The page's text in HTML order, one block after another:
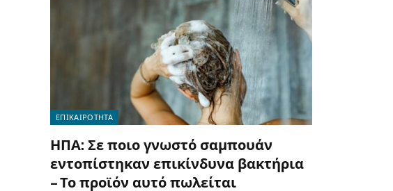
ΕΠΙΚΑΙΡΟΤΗΤΑ
ΗΠΑ: Σε ποιο γνωστό σαμπουάν
εντοπίστηκαν επικίνδυνα βακτήρια
– Το προϊόν αυτό πωλείται